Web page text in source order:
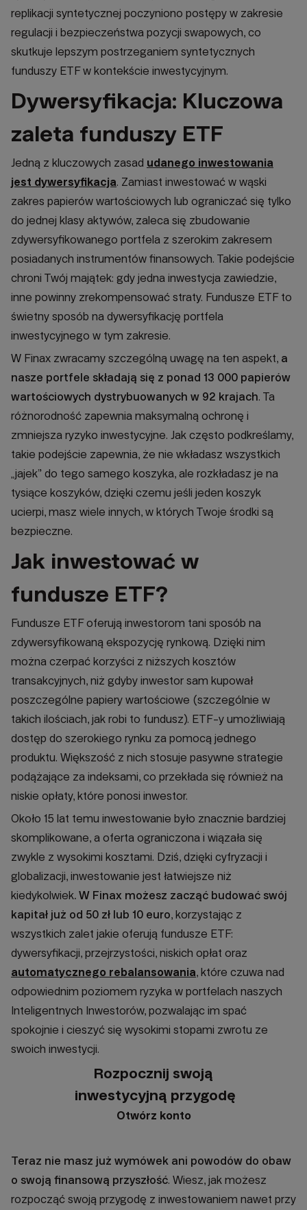
replikacji syntetycznej poczyniono postępy w zakresie
regulacji i bezpieczeństwa pozycji swapowych, co
skutkuje lepszym postrzeganiem syntetycznych
funduszy ETF w kontekście inwestycyjnym.
Dywersyfikacja: Kluczowa
zaleta funduszy ETF
Jedną z kluczowych zasad udanego inwestowania
jest dywersyfikacja. Zamiast inwestować w wąski
zakres papierów wartościowych lub ograniczać się tylko
do jednej klasy aktywów, zaleca się zbudowanie
zdywersyfikowanego portfela z szerokim zakresem
posiadanych instrumentów finansowych. Takie podejście
chroni Twój majątek: gdy jedna inwestycja zawiedzie,
inne powinny zrekompensować straty. Fundusze ETF to
świetny sposób na dywersyfikację portfela
inwestycyjnego w tym zakresie.
W Finax zwracamy szczególną uwagę na ten aspekt, a
nasze portfele składają się z ponad 13 000 papierów
wartościowych dystrybuowanych w 92 krajach. Ta
różnorodność zapewnia maksymalną ochronę i
zmniejsza ryzyko inwestycyjne. Jak często podkreślamy,
takie podejście zapewnia, że nie wkładasz wszystkich
„jajek” do tego samego koszyka, ale rozkładasz je na
tysiące koszyków, dzięki czemu jeśli jeden koszyk
ucierpi, masz wiele innych, w których Twoje środki są
bezpieczne.
Jak inwestować w
fundusze ETF?
Fundusze ETF oferują inwestorom tani sposób na
zdywersyfikowaną ekspozycję rynkową. Dzięki nim
można czerpać korzyści z niższych kosztów
transakcyjnych, niż gdyby inwestor sam kupował
poszczególne papiery wartościowe (szczególnie w
takich ilościach, jak robi to fundusz). ETF-y umożliwiają
dostęp do szerokiego rynku za pomocą jednego
produktu. Większość z nich stosuje pasywne strategie
podążające za indeksami, co przekłada się również na
niskie opłaty, które ponosi inwestor.
Około 15 lat temu inwestowanie było znacznie bardziej
skomplikowane, a oferta ograniczona i wiązała się
zwykle z wysokimi kosztami. Dziś, dzięki cyfryzacji i
globalizacji, inwestowanie jest łatwiejsze niż
kiedykolwiek. W Finax możesz zacząć budować swój
kapitał już od 50 zł lub 10 euro, korzystając z
wszystkich zalet jakie oferują fundusze ETF:
dywersyfikacji, przejrzystości, niskich opłat oraz
automatycznego rebalansowania, które czuwa nad
odpowiednim poziomem ryzyka w portfelach naszych
Inteligentnych Inwestorów, pozwalając im spać
spokojnie i cieszyć się wysokimi stopami zwrotu ze
swoich inwestycji.
Rozpocznij swoją
inwestycyjną przygodę
Otwórz konto
Teraz nie masz już wymówek ani powodów do obaw
o swoją finansową przyszłość. Wiesz, jak możesz
rozpocząć swoją przygodę z inwestowaniem nawet przy